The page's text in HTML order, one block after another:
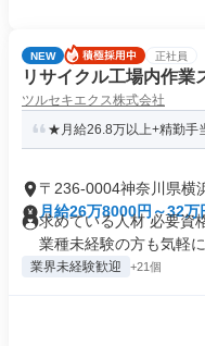
NEW 正社員
リサイクル工場内作業
ツルセキエクス株式会社
★月給26.8万以上+精勤
〒236-0004神奈川県横
月給26万8000円～32万
求めている人材 必要資
業種未経験の方も気軽に
業界未経験歓迎 +21個